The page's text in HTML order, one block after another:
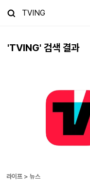
'TVING' 검색 결과
라이프 > 뉴스